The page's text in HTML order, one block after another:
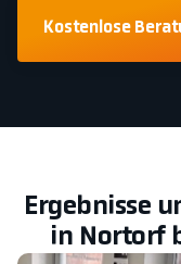
Kostenlose
Ergebnisse
in Nortorf